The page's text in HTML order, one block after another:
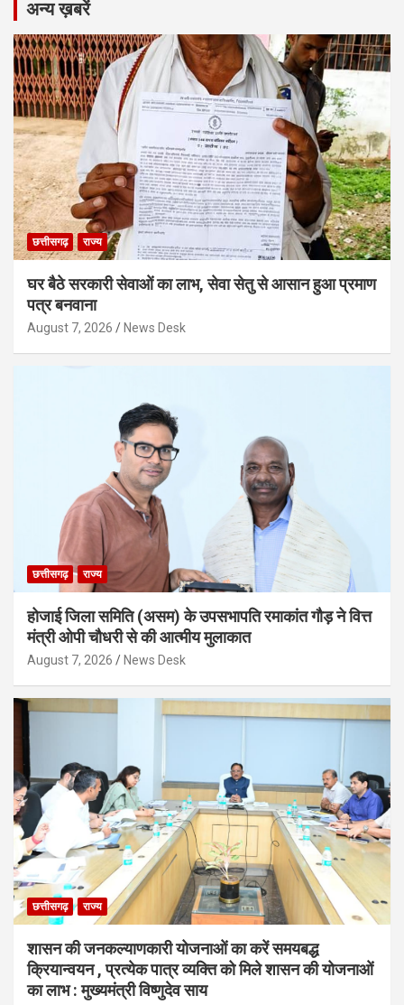
अन्य ख़बरें
छत्तीसगढ़ राज्य
घर बैठे सरकारी सेवाओं का लाभ, सेवा सेतु से आसान हुआ प्रमाण
पत्र बनवाना
August 7, 2026 News Desk
छत्तीसगढ़ राज्य
होजाई जिला समिति (असम) के उपसभापति रमाकांत गौड़ ने वित्त
मंत्री ओपी चौधरी से की आत्मीय मुलाकात
August 7, 2026 News Desk
छत्तीसगढ़ राज्य
शासन की जनकल्याणकारी योजनाओं का करें समयबद्ध
क्रियान्वयन , प्रत्येक पात्र व्यक्ति को मिले शासन की योजनाओं
का लाभ : मुख्यमंत्री विष्णुदेव साय